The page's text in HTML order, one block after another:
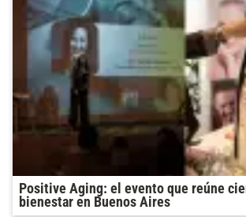
Positive Aging: el evento que reúne
bienestar en Buenos Aires